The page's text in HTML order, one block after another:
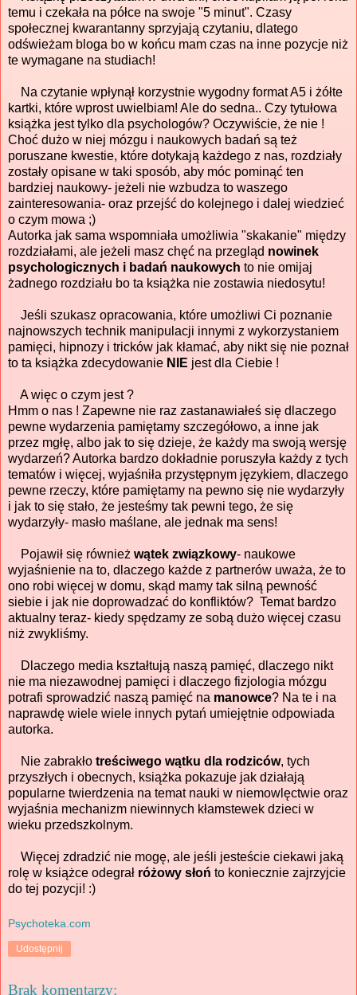
temu i czekała na półce na swoje "5 minut". Czasy
społecznej kwarantanny sprzyjają czytaniu, dlatego
odświeżam bloga bo w końcu mam czas na inne pozycje niż
te wymagane na studiach!
Na czytanie wpłynął korzystnie wygodny format A5 i żółte
kartki, które wprost uwielbiam! Ale do sedna.. Czy tytułowa
książka jest tylko dla psychologów? Oczywiście, że nie !
Choć dużo w niej mózgu i naukowych badań są też
poruszane kwestie, które dotykają każdego z nas, rozdziały
zostały opisane w taki sposób, aby móc pominąć ten
bardziej naukowy- jeżeli nie wzbudza to waszego
zainteresowania- oraz przejść do kolejnego i dalej wiedzieć
o czym mowa ;)
Autorka jak sama wspomniała umożliwia "skakanie" między
rozdziałami, ale jeżeli masz chęć na przegląd nowinek
psychologicznych i badań naukowych to nie omijaj
żadnego rozdziału bo ta książka nie zostawia niedosytu!
Jeśli szukasz opracowania, które umożliwi Ci poznanie
najnowszych technik manipulacji innymi z wykorzystaniem
pamięci, hipnozy i tricków jak kłamać, aby nikt się nie poznał
to ta książka zdecydowanie NIE jest dla Ciebie !
A więc o czym jest ?
Hmm o nas ! Zapewne nie raz zastanawiałeś się dlaczego
pewne wydarzenia pamiętamy szczegółowo, a inne jak
przez mgłę, albo jak to się dzieje, że każdy ma swoją wersję
wydarzeń? Autorka bardzo dokładnie poruszyła każdy z tych
tematów i więcej, wyjaśniła przystępnym językiem, dlaczego
pewne rzeczy, które pamiętamy na pewno się nie wydarzyły
i jak to się stało, że jesteśmy tak pewni tego, że się
wydarzyły- masło maślane, ale jednak ma sens!
Pojawił się również wątek związkowy- naukowe
wyjaśnienie na to, dlaczego każde z partnerów uważa, że to
ono robi więcej w domu, skąd mamy tak silną pewność
siebie i jak nie doprowadzać do konfliktów? Temat bardzo
aktualny teraz- kiedy spędzamy ze sobą dużo więcej czasu
niż zwykliśmy.
Dlaczego media kształtują naszą pamięć, dlaczego nikt
nie ma niezawodnej pamięci i dlaczego fizjologia mózgu
potrafi sprowadzić naszą pamięć na manowce? Na te i na
naprawdę wiele wiele innych pytań umiejętnie odpowiada
autorka.
Nie zabrakło treściwego wątku dla rodziców, tych
przyszłych i obecnych, książka pokazuje jak działają
popularne twierdzenia na temat nauki w niemowlęctwie oraz
wyjaśnia mechanizm niewinnych kłamstewek dzieci w
wieku przedszkolnym.
Więcej zdradzić nie mogę, ale jeśli jesteście ciekawi jaką
rolę w książce odegrał różowy słoń to koniecznie zajrzyjcie
do tej pozycji! :)
Psychoteka.com
Udostępnij
Brak komentarzy: